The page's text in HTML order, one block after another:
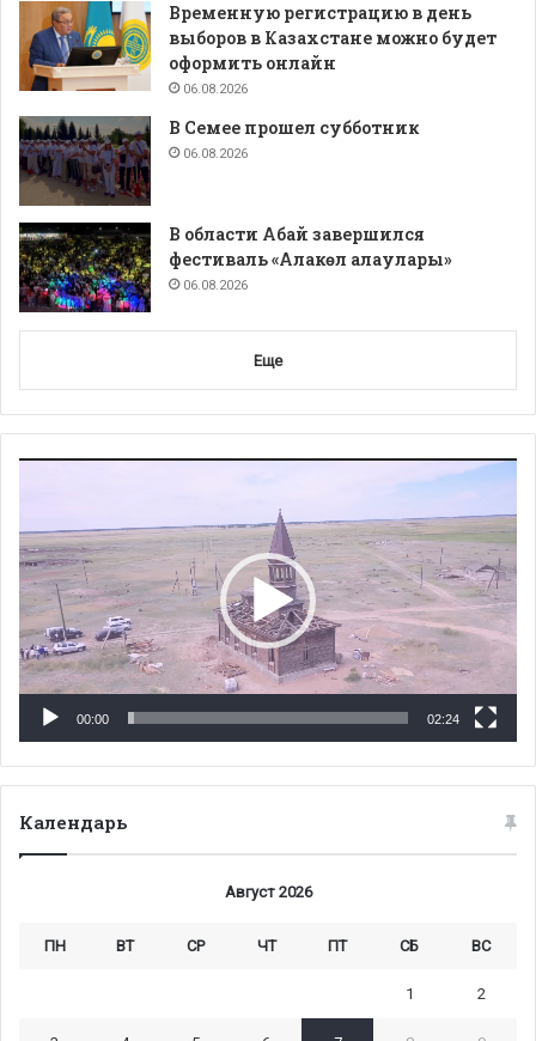
Временную регистрацию в день
выборов в Казахстане можно будет
оформить онлайн
06.08.2026
В Семее прошел субботник
06.08.2026
В области Абай завершился
фестиваль «Алакөл алаулары»
06.08.2026
Еще
00:00 02:24
Календарь
Август 2026
ПН ВТ СР ЧТ ПТ СБ ВС
1 2